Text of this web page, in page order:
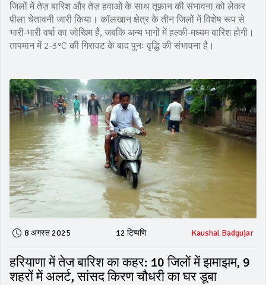
जिलों में तेज़ बारिश और तेज़ हवाओं के साथ तूफ़ान की संभावना को लेकर
पीला चेतावनी जारी किया। कॉलखान क्षेत्र के तीन जिलों में विशेष रूप से
भारी‑भारी वर्षा का जोखिम है, जबकि अन्य भागों में हल्की‑मध्यम बारिश होगी।
तापमान में 2‑3°C की गिरावट के बाद पुनः वृद्धि की संभावना है।
8 अगस्त 2025 12 टिप्पणि Kaushal Badgujar
हरियाणा में तेज बारिश का कहर: 10 जिलों में झमाझम, 9
शहरों में अलर्ट, सांसद किरण चौधरी का घर डूबा